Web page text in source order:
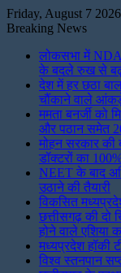
Friday, August 7 2026
Breaking News
लोकसभा में NDA
के बदले रुख से
देश में हर छठा
चौंकाने वाले
ममता बनर्जी को
और पठान समेत
मोहन सरकार की
डॉक्टरों का
NEET के बाद
उठाने की तैयारी
विकसित
छत्तीसगढ़ की दो
होने वाले एशिया
मध्यप्रदेश हॉकी
विश्व स्तनपान